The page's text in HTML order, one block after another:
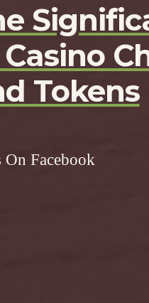
Tokens
Facebook